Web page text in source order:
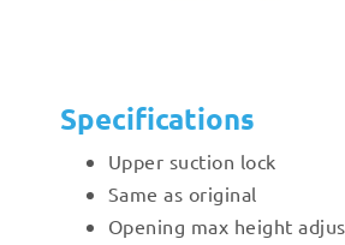
Specifications
Upper suction lock
Same as original
Opening max height